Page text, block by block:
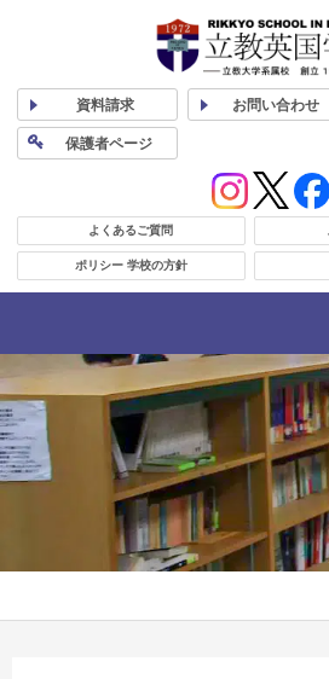
資料請求 お問い合わせ
保護者ページ
よくあるご質問
ポリシー 学校の方針